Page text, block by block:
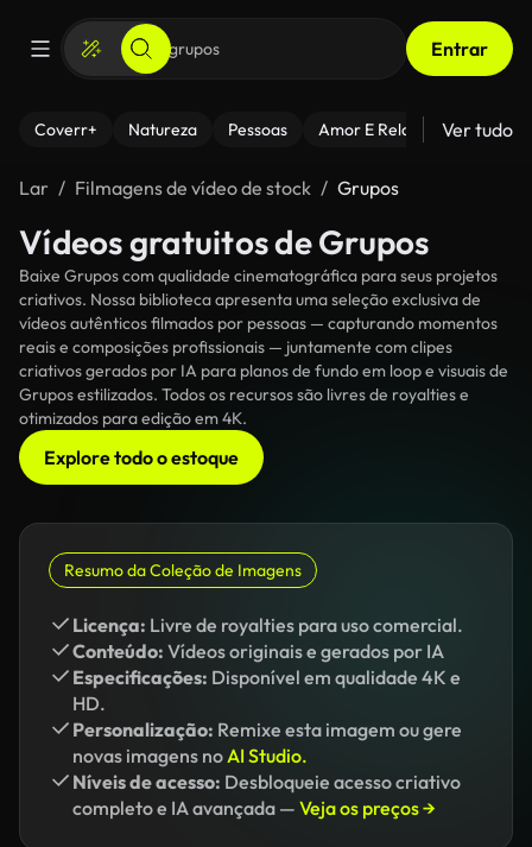
Entrar
Coverr+ Natureza Pessoas Amor E Relacionamentos
Ver tudo
Lar Filmagens de vídeo de stock Grupos
Vídeos gratuitos de Grupos
Baixe Grupos com qualidade cinematográfica para seus projetos
criativos. Nossa biblioteca apresenta uma seleção exclusiva de
vídeos autênticos filmados por pessoas — capturando momentos
reais e composições profissionais — juntamente com clipes
criativos gerados por IA para planos de fundo em loop e visuais de
Grupos estilizados. Todos os recursos são livres de royalties e
otimizados para edição em 4K.
Explore todo o estoque
Resumo da Coleção de Imagens
Licença: Livre de royalties para uso comercial.
Conteúdo: Vídeos originais e gerados por IA
Especificações: Disponível em qualidade 4K e
HD.
Personalização: Remixe esta imagem ou gere
novas imagens noAI Studio.
Níveis de acesso: Desbloqueie acesso criativo
completo e IA avançada — Veja os preços →